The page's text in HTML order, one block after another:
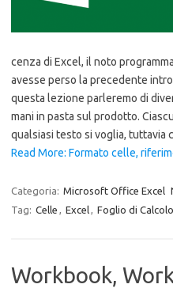
cenza di Excel, il noto
avesse perso la precedente
questa lezione parleremo di
mani in pasta sul prodotto.
qualsiasi testo si voglia, tuttavia
Read More: Formato celle,
Categoria: Microsoft Office Excel
Tag: Celle , Excel, Foglio di Calcolo
Workbook,